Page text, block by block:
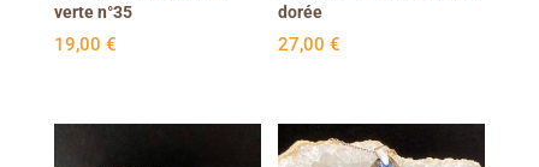
verte n°35
19,00 €
dorée
27,00€